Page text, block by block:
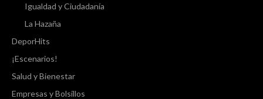
Igualdad y Ciudadanía
La Hazaña
DeporHits
¡Escenarios!
Salud y Bienestar
Empresas y Bolsillos